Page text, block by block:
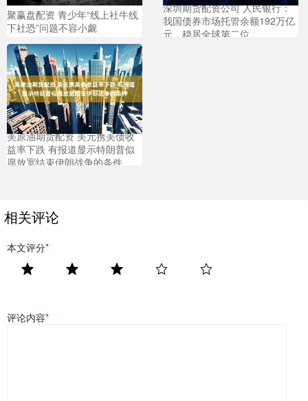
聚赢盘配资 青少年“线上社牛线
下社恐”问题不容小觑
深圳期货配资公司 人民银行：
我国债券市场托管余额192万亿
元，稳居全球第二位
美原油期货配资 美元携美债收
益率下跌 有报道显示特朗普似
愿放宽结束伊朗战争的条件
相关评论
本文评分*
评论内容*